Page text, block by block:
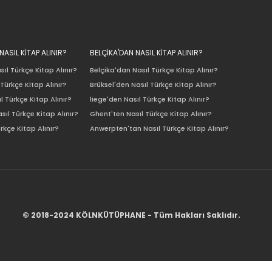
KİTAP ALINIR?
Türkçe Kitap Alınır?
Kitap Alınır?
Türkçe Kitap Alınır?
Türkçe Kitap Alınır?
Kitap Alınır?
BELÇİKA'DAN NASIL KİTAP ALINIR?
Belçika'dan Nasıl Türkçe Kitap Alınır?
Brüksel'den Nasıl Türkçe Kitap Alınır?
liege'den Nasıl Türkçe Kitap Alınır?
Ghent'ten Nasıl Türkçe Kitap Alınır?
Anwerpten'tan Nasıl Türkçe Kitap Alınır?
© 2018-2024 KÖLNKÜTÜPHANE - Tüm Hakları Saklıdır.